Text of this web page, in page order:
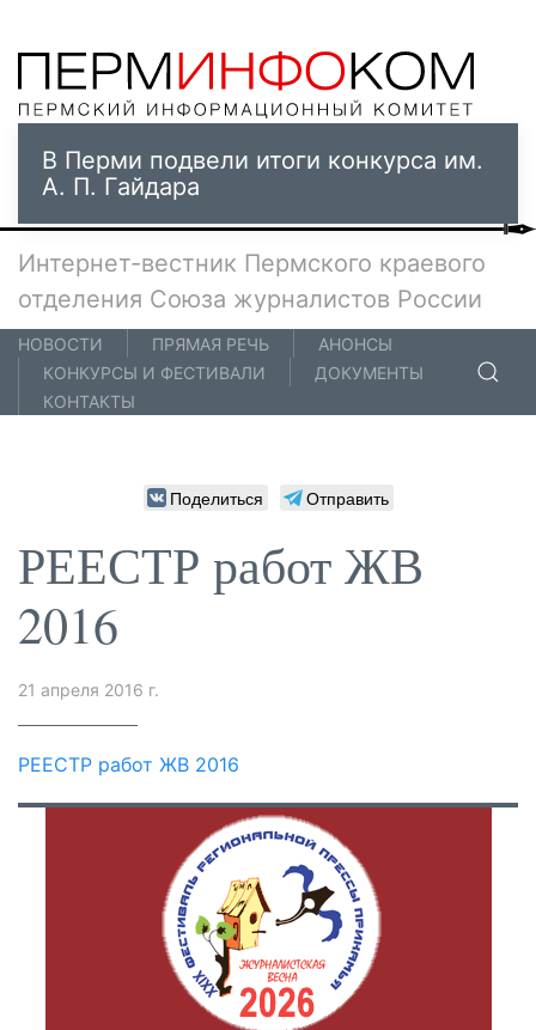
В Перми подвели итоги конкурса им.
А. П. Гайдара
Интернет-вестник Пермского краевого
отделения Союза журналистов России
НОВОСТИ ПРЯМАЯ РЕЧЬ
АНОНСЫ
КОНКУРСЫ И ФЕСТИВАЛИ
ДОКУМЕНТЫ
КОНТАКТЫ
Поделиться Отправить
РЕЕСТР работ ЖВ
2016
21 апреля 2016 г.
РЕЕСТР работ ЖВ 2016